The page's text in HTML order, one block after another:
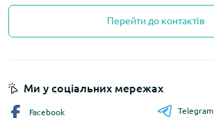
Перейти до контактів
Ми у соціальних мережах
Facebook Telegram